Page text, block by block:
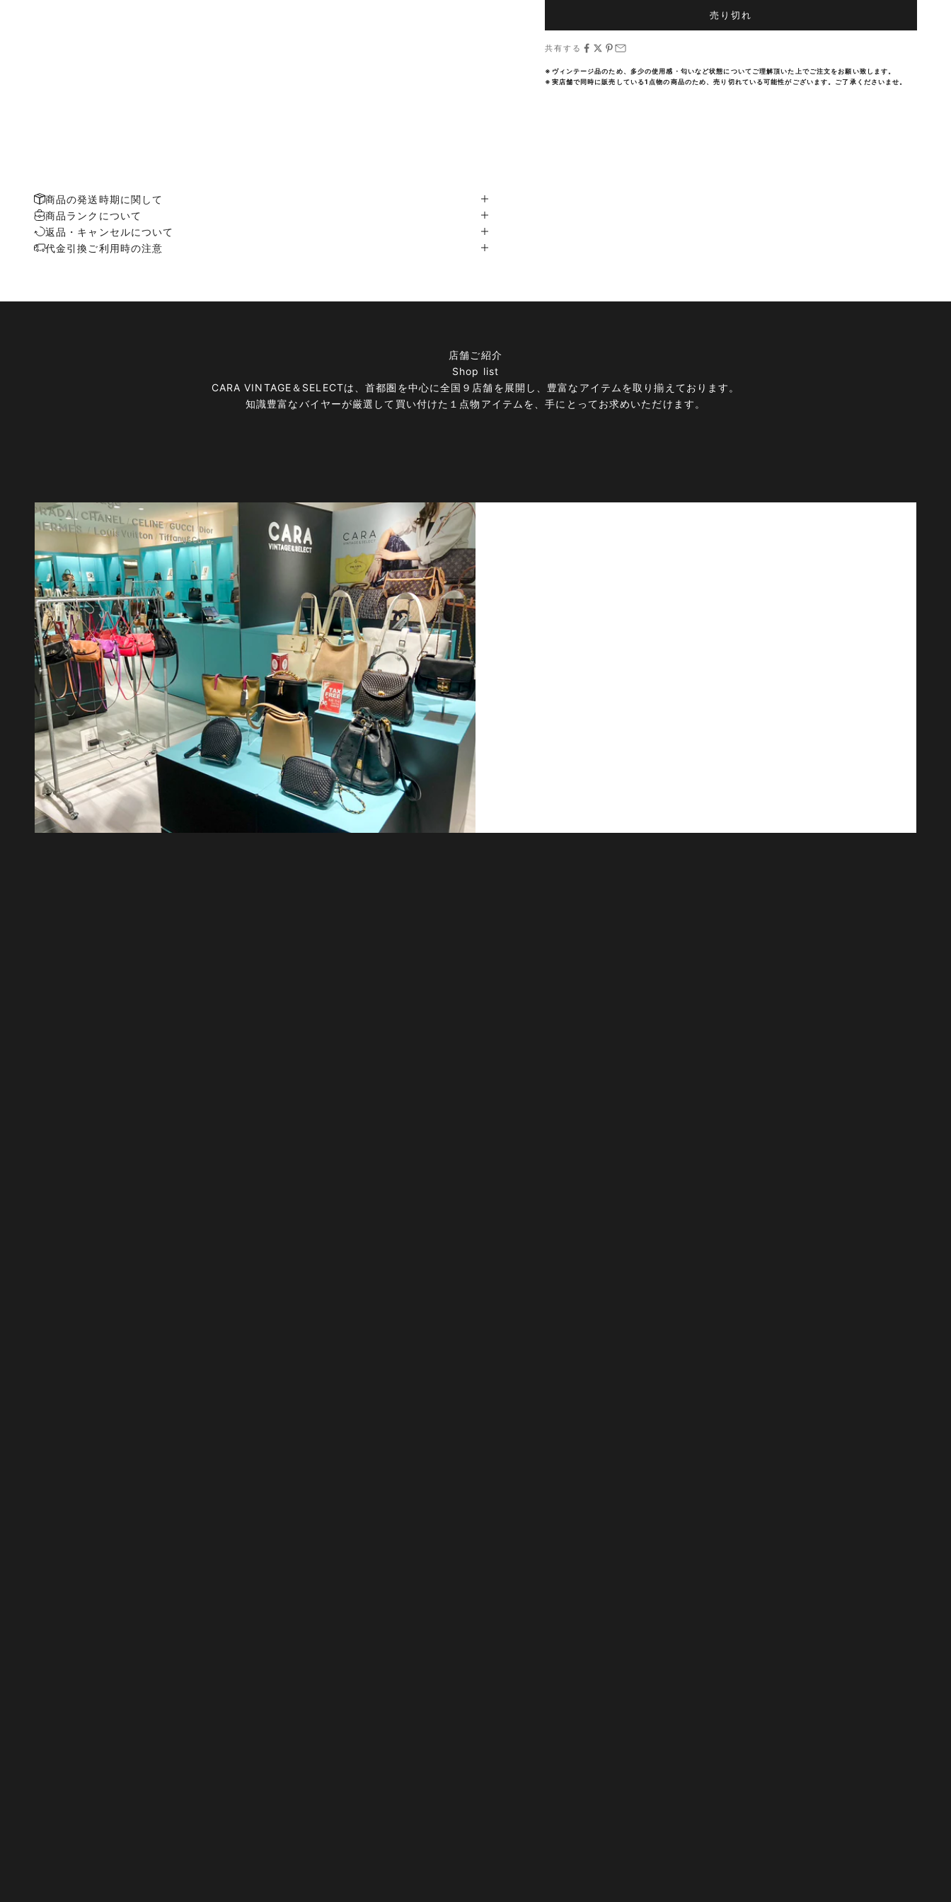
売り切れ
共有する
※ヴィンテージ品のため、多少の使用感・匂いなど状態についてご理解頂いた上でご注文をお願い致します。
※実店舗で同時に販売している1点物の商品のため、売り切れている可能性がございます。ご了承くださいませ。
商品の発送時期に関して
商品ランクについて
返品・キャンセルについて
代金引換ご利用時の注意
店舗ご紹介
Shop list
CARA VINTAGE＆SELECTは、首都圏を中心に全国９店舗を展開し、豊富なアイテムを取り揃えております。
知識豊富なバイヤーが厳選して買い付けた１点物アイテムを、手にとってお求めいただけます。